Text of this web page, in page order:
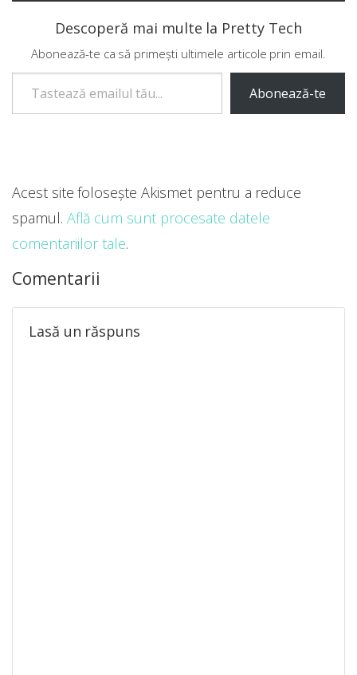
Descoperă mai multe la Pretty Tech
Abonează-te ca să primești ultimele articole prin email.
Tastează emailul tău...
Abonează-te
Comentarii
Lasă un răspuns
Acest site folosește Akismet pentru a reduce
spamul. Află cum sunt procesate datele
comentariilor tale.